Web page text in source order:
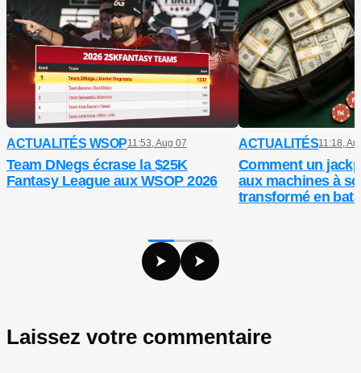
ACTUALITÉS WSOP11:53, Aug 07
Team DNegs écrase la $25K
Fantasy League aux WSOP 2026
ACTUALITÉS11:18,
Comment un
aux machines à
transformé en
Laissez votre commentaire